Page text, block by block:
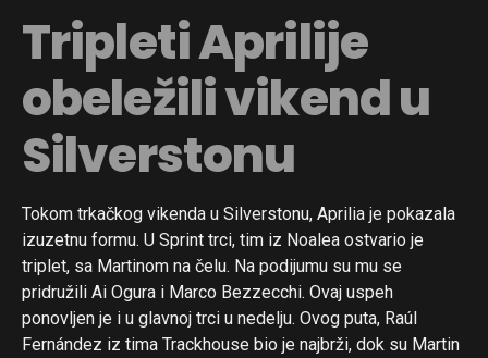
Tripleti Aprilije
obeležili vikend u
Silverstonu
Tokom trkačkog vikenda u Silverstonu, Aprilia je pokazala
izuzetnu formu. U Sprint trci, tim iz Noalea ostvario je
triplet, sa Martinom na čelu. Na podijumu su mu se
pridružili Ai Ogura i Marco Bezzecchi. Ovaj uspeh
ponovljen je i u glavnoj trci u nedelju. Ovog puta, Raúl
Fernández iz tima Trackhouse bio je najbrži, dok su Martin